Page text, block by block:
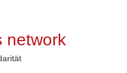
network